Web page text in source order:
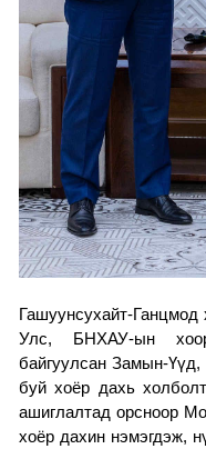
Гашуунсухайт-
Улс, БНХАУ-ын
байгуулсан Замын-
буй хоёр дахь
ашиглалтад орсноор
хоёр дахин нэмэгдэж,